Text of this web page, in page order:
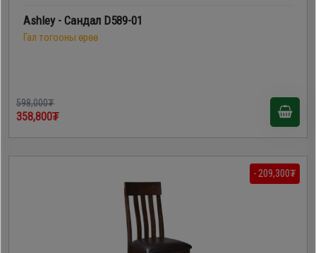
Ashley - Сандал D589-01
Гал тогооны өрөө
598,000₮
358,800₮
- 209,300₮